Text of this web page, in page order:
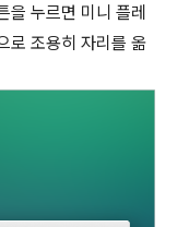
을 누르면 미니 플레
로 조용히 자리를 옮